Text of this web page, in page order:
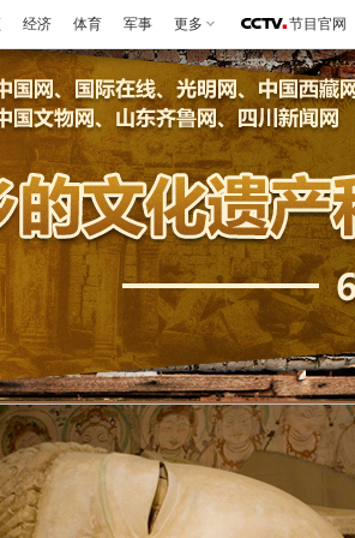
经济 体育 军事 更多 节目官网